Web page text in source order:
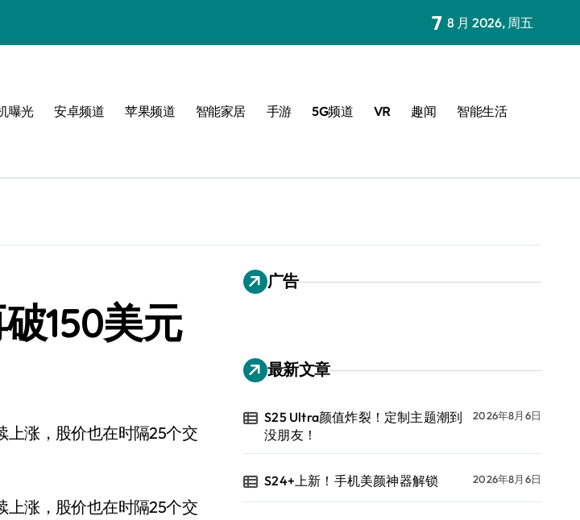
7 8 月 2026, 周五
曝光 安卓频道 苹果频道 智能家居 手游 5G频道 VR 趣闻 智能生活
150美元
上涨，股价也在时隔25个交
广告
最新文章
S25 Ultra颜值炸裂！定制主题潮到
没朋友！
2026年8月6日
S24+上新！手机美颜神器解锁 2026年8月6日